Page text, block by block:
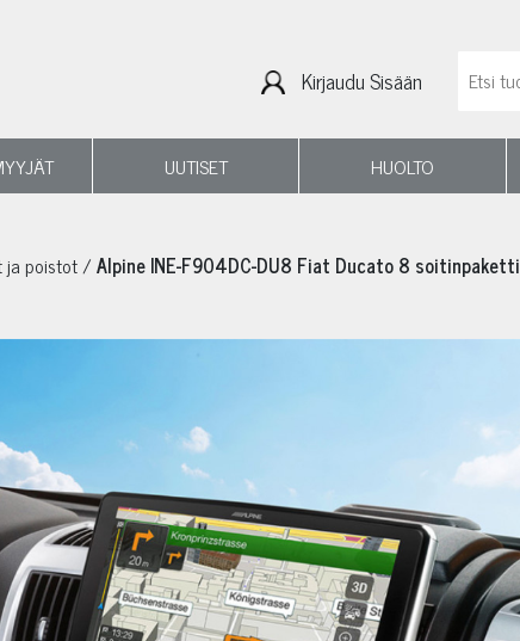
Kirjaudu Sisään
UUTISET HUOLTO
ja poistot/Alpine INE-F904DC-DU8 Fiat Ducato 8 soitinpaketti